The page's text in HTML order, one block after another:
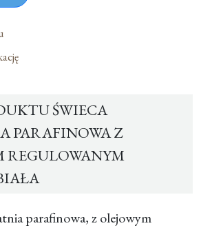
ŚWIECA
PARAFINOWA Z
REGULOWANYM
parafinowa, z olejowym